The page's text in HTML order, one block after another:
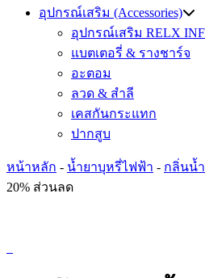
อุปกรณ์เสริม (Accessories)
อุปกรณ์เสริม RELX
แบตเตอรี่ & รางชาร์จ
อะตอม
ลวด ​& สำลี
เคสกันกระแทก
ปากสูบ
หน้าหลัก - น้ำยาบุหรี่ไฟฟ้า - กลิ่นน้
20% ส่วนลด